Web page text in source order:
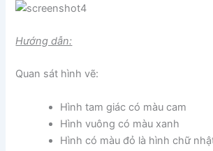
Hướng dẫn:
Quan sát hình vẽ:
Hình tam giác có màu cam
Hình vuông có màu xanh
Hình có màu đỏ là hình chữ